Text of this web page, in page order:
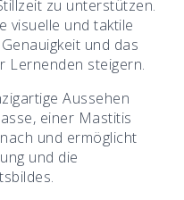
zu unterstützen.
visuelle und taktile
und das
Lernenden steigern.
Aussehen
einer Mastitis
und ermöglicht
und die